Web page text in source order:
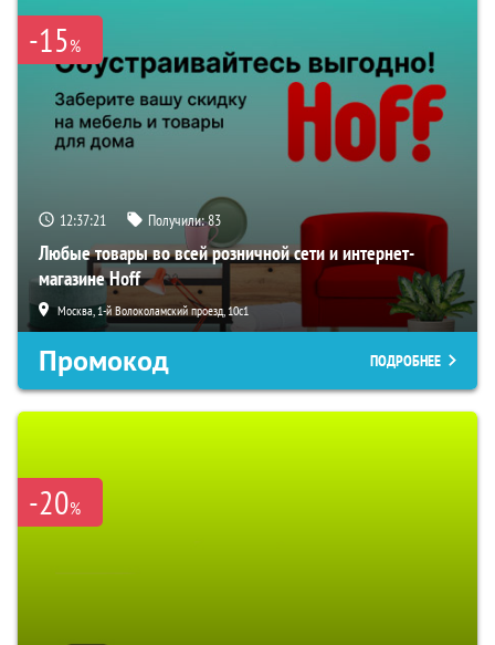
-15%
12:37:20 Получили:83
Любые товары во всей розничной сети и интернет-
магазине Hoff
Москва, 1-й Волоколамский проезд, 10с1
Промокод ПОДРОБНЕЕ
-20%